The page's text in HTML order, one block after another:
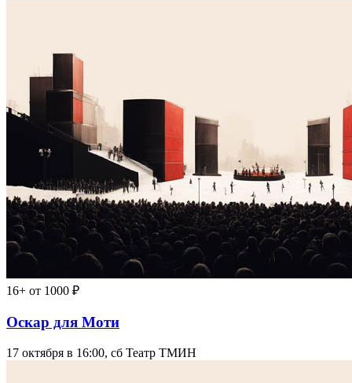
16+ от 1000 ₽
Оскар для Моти
17 октября в 16:00, сб Театр ТМИН